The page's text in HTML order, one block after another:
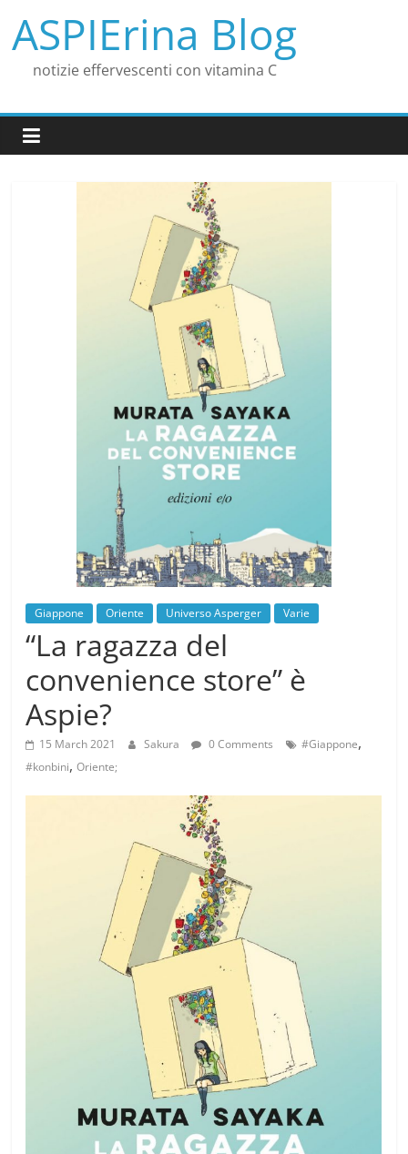
content
ASPIErina Blog
notizie effervescenti con vitamina C
Giappone Oriente Universo Asperger Varie
“La ragazza del
convenience store” è
Aspie?
15 March 2021 Sakura 0 Comments #Giappone,
#konbini,Oriente;